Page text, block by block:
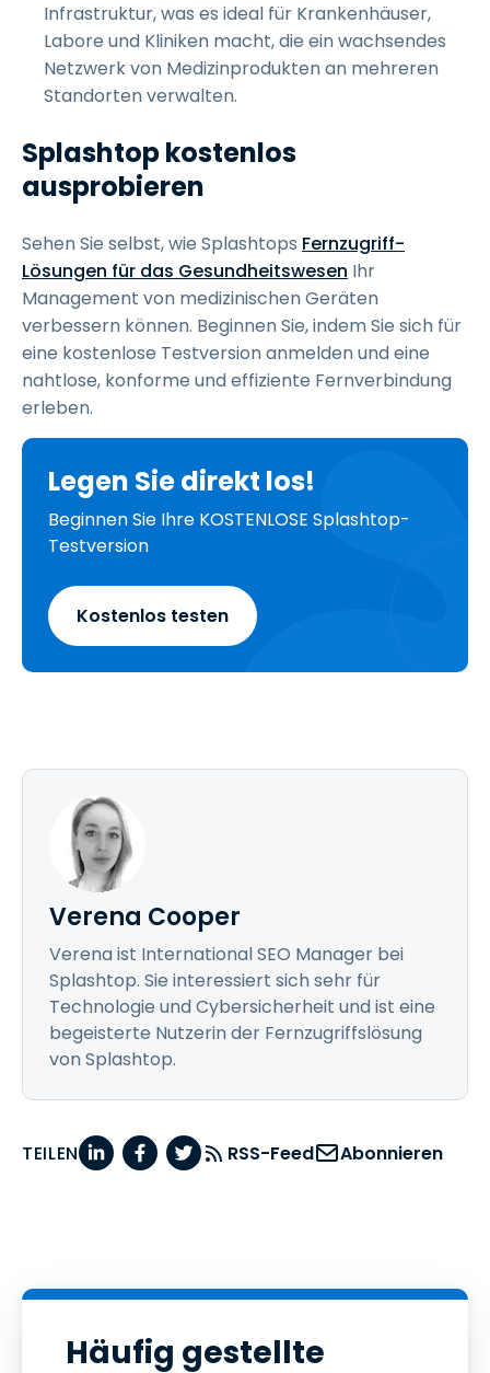
Infrastruktur, was es ideal für Krankenhäuser,
Labore und Kliniken macht, die ein wachsendes
Netzwerk von Medizinprodukten an mehreren
Standorten verwalten.
Splashtop kostenlos
ausprobieren
Sehen Sie selbst, wie Splashtops Fernzugriff-
Lösungen für das Gesundheitswesen Ihr
Management von medizinischen Geräten
verbessern können. Beginnen Sie, indem Sie sich für
eine kostenlose Testversion anmelden und eine
nahtlose, konforme und effiziente Fernverbindung
erleben.
Legen Sie direkt los!
Beginnen Sie Ihre KOSTENLOSE Splashtop-
Testversion
Kostenlos testen
Verena Cooper
Verena ist International SEO Manager bei
Splashtop. Sie interessiert sich sehr für
Technologie und Cybersicherheit und ist eine
begeisterte Nutzerin der Fernzugriffslösung
von Splashtop.
TEILEN RSS-Feed Abonnieren
Häufig gestellte